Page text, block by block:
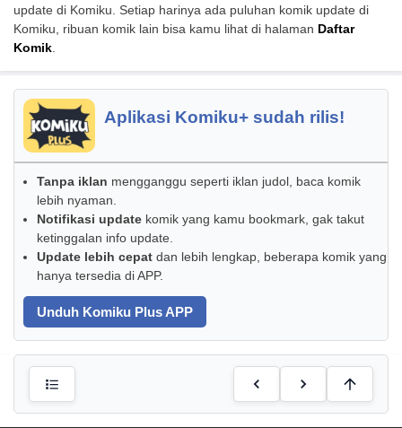
update di Komiku. Setiap harinya ada puluhan komik update di
Komiku, ribuan komik lain bisa kamu lihat di halaman Daftar
Komik.
Aplikasi Komiku+ sudah rilis!
Tanpa iklan mengganggu seperti iklan judol, baca komik
lebih nyaman.
Notifikasi update komik yang kamu bookmark, gak takut
ketinggalan info update.
Update lebih cepat dan lebih lengkap, beberapa komik yang
hanya tersedia di APP.
Unduh Komiku Plus APP